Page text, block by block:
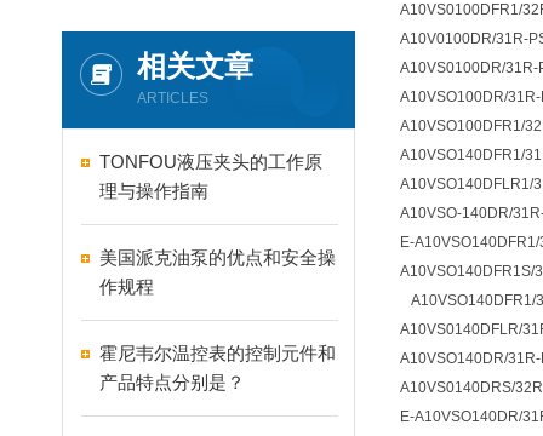
相关文章
ARTICLES
TONFOU液压夹头的工作原
理与操作指南
美国派克油泵的优点和安全操
作规程
霍尼韦尔温控表的控制元件和
产品特点分别是？
A10VS0100DFR1/
A10V0100DR/31R-
A10VS0100DR/31R-
A10VSO100DR/
A10VSO100DFR1/
A10VSO140DFR1/
A10VSO140DFLR1/
A10VSO-140DR/
E-
A10VSO140DFR1S/
A10VSO140DFR1/
A10VS0140DFLR/
A10VSO140DR/
A10VS0140DRS/
E-A10VSO140DR/